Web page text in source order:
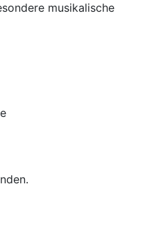
musikalische